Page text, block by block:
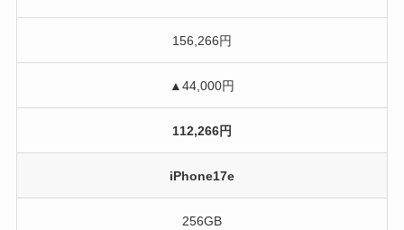
156,266円
▲44,000円
112,266円
iPhone17e
256GB